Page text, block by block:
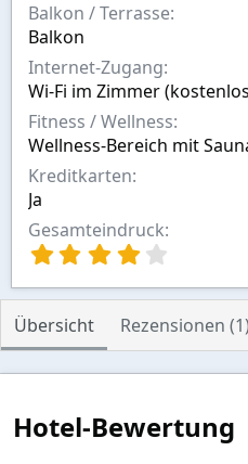
Balkon / Terrasse
Balkon
Internet-Zugang
Wi-Fi im Zimmer
Fitness / Wellness
Wellness-Bereich mit
Kreditkarten
Ja
Gesamteindruck
0
0
S
t
e
n
(
Übersicht Rezensionen (1)
Hotel-Bewertung